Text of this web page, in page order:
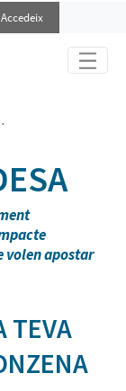
Accedeix
i d'Impacte)
volen apostar
TEVA